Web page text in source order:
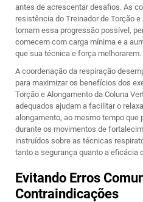
antes de acrescentar desafios. As
resistência do Treinador de Torção e
tornam essa progressão possível,
comecem com carga mínima e a
que sua técnica e força melhorarem.
A coordenação da respiração
para maximizar os benefícios dos
Torção e Alongamento da Coluna
adequados ajudam a facilitar o
alongamento, ao mesmo tempo que
durante os movimentos de
instruídos sobre as técnicas
tanto a segurança quanto a eficácia
Evitando Erros
Contraindicações